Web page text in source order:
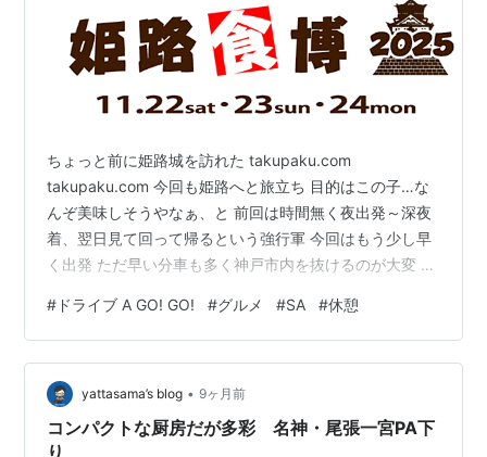
ちょっと前に姫路城を訪れた takupaku.com
takupaku.com 今回も姫路へと旅立ち 目的はこの子…な
んぞ美味しそうやなぁ、と 前回は時間無く夜出発～深夜
着、翌日見て回って帰るという強行軍 今回はもう少し早
く出発 ただ早い分車も多く神戸市内を抜けるのが大変 こ
高速使っちゃえｗ と、途中から高速に乗り換え 高速もソ
コソコ混みあっててみんな姫路に向かうのかな？(笑) そ
う言えばこっち方面の高速でSAには寄ってない 時間に余
裕はあるので立ち寄ってみることにする 明石SA 他にあ
るSAに比べてかなりこじんまりしてるイメージ 明石だけ
ど…
# ドライブ A GO! GO! #グルメ #SA #休憩
yattasama’s blog • 9ヶ月前
コンパクトな厨房だが多彩 名神・尾張一宮PA下
り